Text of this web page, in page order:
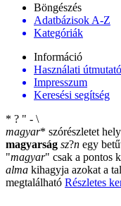
Böngészés
Adatbázisok A-Z
Kategóriák
Információ
Használati útmutató
Impresszum
Keresési segítség
* ? " - \
magyar* szórészletet
magyarság sz?n egy
"magyar" csak a pontos
alma kihagyja azokat a
megtalálható Részletes